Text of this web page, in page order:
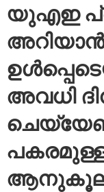
യുഎഇ
അവധി